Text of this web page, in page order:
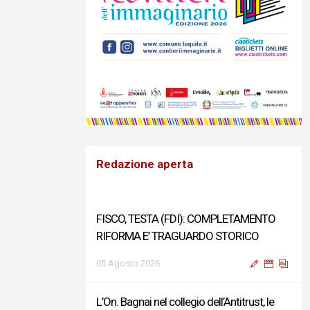
Redazione aperta
FISCO, TESTA (FDI): COMPLETAMENTO
RIFORMA E’ TRAGUARDO STORICO
05 Agosto 2026
L’On. Bagnai nel collegio dell’Antitrust, le